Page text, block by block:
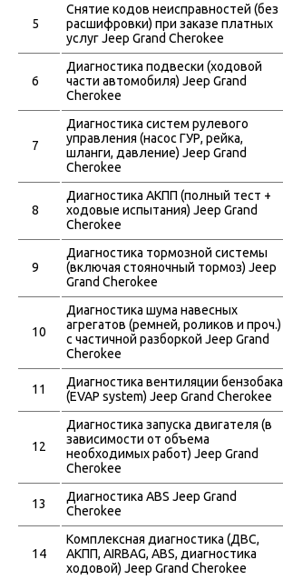
5
Снятие кодов неисправностей (без
расшифровки) при заказе платных
услуг Jeep Grand Cherokee
6
Диагностика подвески (ходовой
части автомобиля) Jeep Grand
Cherokee
7
Диагностика систем рулевого
управления (насос ГУР, рейка,
шланги, давление) Jeep Grand
Cherokee
8
Диагностика АКПП (полный тест +
ходовые испытания) Jeep Grand
Cherokee
9
Диагностика тормозной системы
(включая стояночный тормоз) Jeep
Grand Cherokee
10
Диагностика шума навесных
агрегатов (ремней, роликов и проч.)
с частичной разборкой Jeep Grand
Cherokee
11
Диагностика вентиляции бензобака
(EVAP system) Jeep Grand Cherokee
12
Диагностика запуска двигателя (в
зависимости от объема
необходимых работ) Jeep Grand
Cherokee
13
Диагностика ABS Jeep Grand
Cherokee
14
Комплексная диагностика (ДВС,
АКПП, АIRBAG, ABS, диагностика
ходовой) Jeep Grand Cherokee